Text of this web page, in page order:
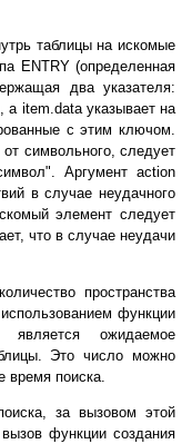
таблицы на искомые
ENTRY (определенная
два указателя:
item.data указывает на
с этим ключом.
символьного, следует
Аргумент action
в случае неудачного
элемент следует
что в случае неудачи
пространства
функции
ожидаемое
Это число можно
время поиска.
за вызовом этой
функции создания